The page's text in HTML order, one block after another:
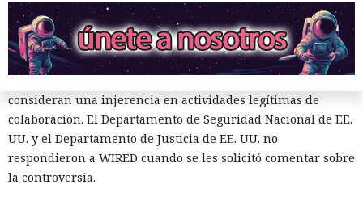
identificación de los participantes de los grupos cerrados.
El tribunal aún no ha decidido si las autoridades obtendrán
acceso a los chats generales de Signal. Los abogados de los
manifestantes piden que se rechace la solicitud y la
consideran una injerencia en actividades legítimas de
colaboración. El Departamento de Seguridad Nacional de EE.
UU. y el Departamento de Justicia de EE. UU. no
respondieron a WIRED cuando se les solicitó comentar sobre
la controversia.